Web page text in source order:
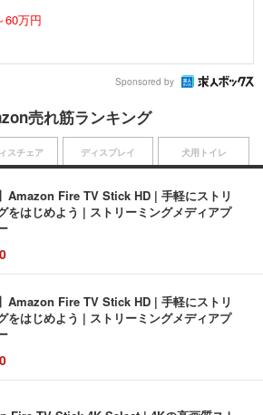
60万円
Sponsored by
売れ筋ランキング
】Amazon Fire TV Stick HD | 手軽にストリ
をはじめよう | ストリーミングメディアプ
】Amazon Fire TV Stick HD | 手軽にストリ
をはじめよう | ストリーミングメディアプ
スチェア ディスプレイ 犬用トイレ